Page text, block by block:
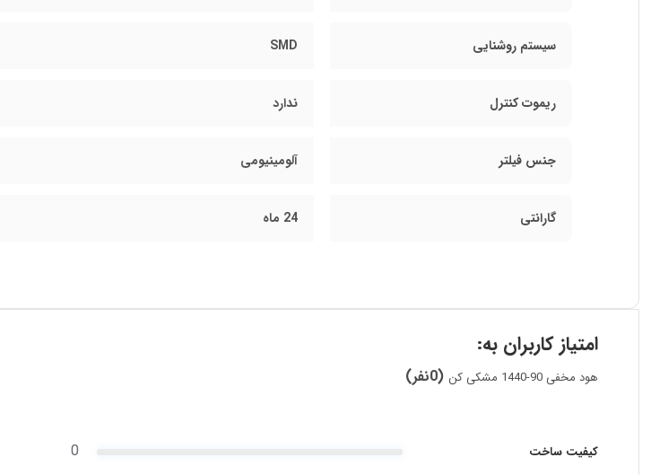
سیستم روشنایی SMD
ریموت کنترل ندارد
جنس فیلتر آلومینیومی
گارانتی 24 ماه
امتیاز کاربران به:
هود مخفی 90-1440 مشکی کن (0نفر)
کیفیت ساخت 0